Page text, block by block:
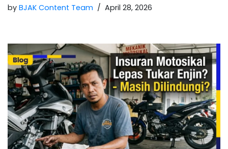
by BJAK Content Team April 28, 2026